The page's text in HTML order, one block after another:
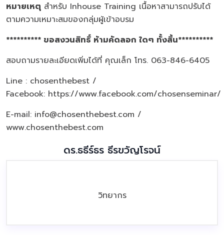
หมายเหตุ สำหรับ Inhouse Training เนื้อหาสามารถปรับได้
ตามความเหมาะสมของกลุ่มผู้เข้าอบรม
********** ขอสงวนสิทธิ์ ห้ามคัดลอก ใดๆ ทั้งสิ้น**********
สอบถามรายละเอียดเพิ่มได้ที่ คุณเล็ก โทร. 063-846-6405
Line : chosenthebest /
Facebook: https://www.facebook.com/chosenseminar/
E-mail: info@chosenthebest.com /
www.chosenthebest.com
ดร.ธธีร์ธร ธีรขวัญโรจน์
วิทยากร